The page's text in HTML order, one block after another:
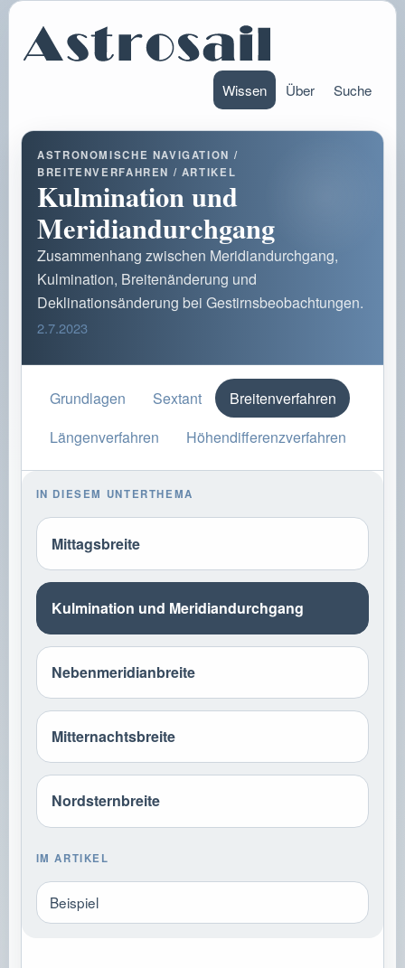
Wissen Über Suche
ASTRONOMISCHE NAVIGATION /
BREITENVERFAHREN / ARTIKEL
Kulmination und
Meridiandurchgang
Zusammenhang zwischen Meridiandurchgang,
Kulmination, Breitenänderung und
Deklinationsänderung bei Gestirnsbeobachtungen.
2.7.2023
Grundlagen Sextant
Breitenverfahren
Längenverfahren
Höhendifferenzverfahren
IN DIESEM UNTERTHEMA
Mittagsbreite
Kulmination und Meridiandurchgang
Nebenmeridianbreite
Mitternachtsbreite
Nordsternbreite
IM ARTIKEL
Beispiel